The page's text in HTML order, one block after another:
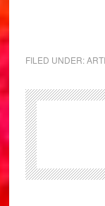
FILED UNDER: